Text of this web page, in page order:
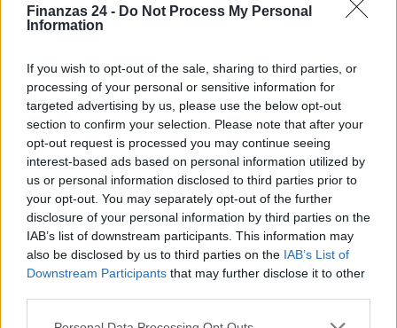
Finanzas 24 - Do Not Process My Personal
Information
If you wish to opt-out of the sale, sharing to third parties, or
processing of your personal or sensitive information for
targeted advertising by us, please use the below opt-out
section to confirm your selection. Please note that after your
opt-out request is processed you may continue seeing
interest-based ads based on personal information utilized by
us or personal information disclosed to third parties prior to
your opt-out. You may separately opt-out of the further
disclosure of your personal information by third parties on the
IAB’s list of downstream participants. This information may
also be disclosed by us to third parties on the IAB’s List of
Downstream Participants that may further disclose it to other
Please note that this website/app uses one or more Google
Marta Ruiz · 8 Ago 2026
FINANZAS